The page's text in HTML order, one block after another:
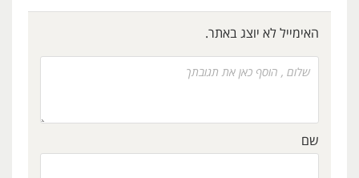
האימייל לא יוצג באתר.
שם